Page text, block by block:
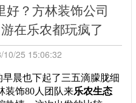
好？方林装饰公司
在乐农都玩疯了
10/25 15:06:32
早晨也下起了三五滴朦胧细
装饰80人团队来乐农生态